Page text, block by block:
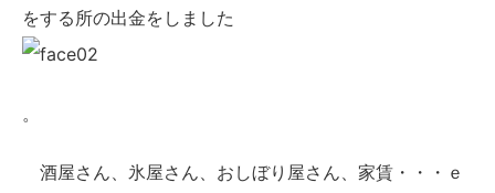
をする所の出金をしました
。
酒屋さん、氷屋さん、おしぼり屋さん、家賃・・・ｅ